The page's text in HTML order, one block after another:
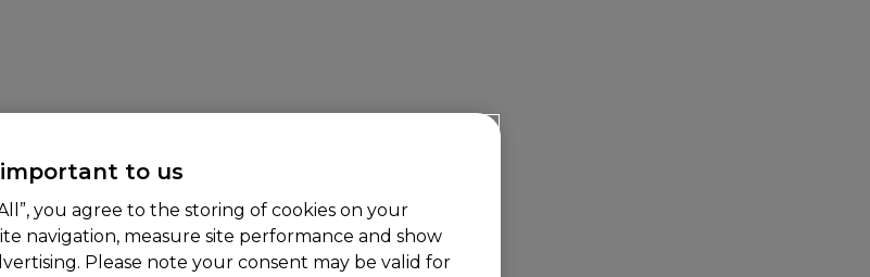
to us
you agree to the storing of cookies on your
navigation, measure site performance and show
Please note your consent may be valid for